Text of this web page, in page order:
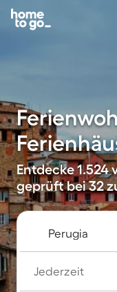
Entdecke
geprüft bei 32
Jederzeit